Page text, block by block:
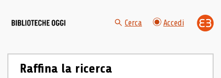
Cerca Accedi
Raffina la ricerca